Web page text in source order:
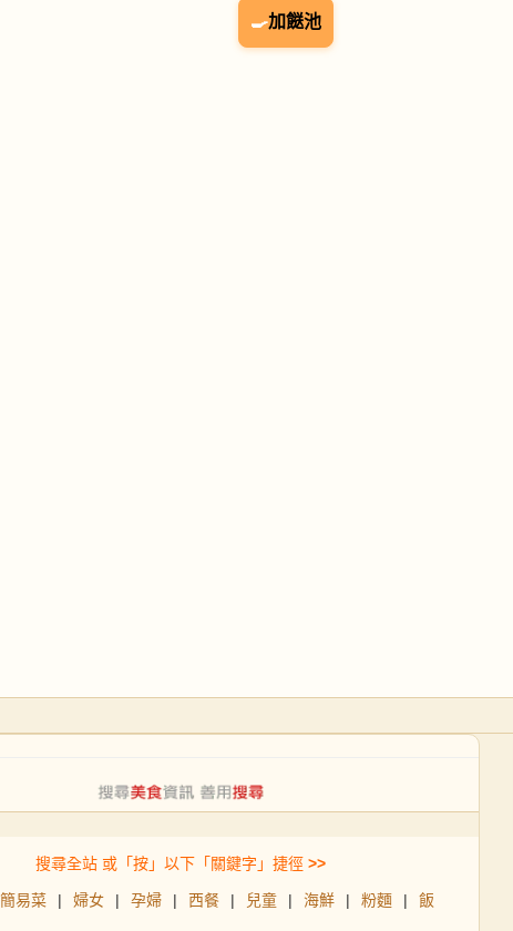
🍳加餸池
搜尋全站 或「按」以下「關鍵字」捷徑 >>
簡易菜 | 婦女 | 孕婦 | 西餐 | 兒童 | 海鮮 | 粉麵 | 飯